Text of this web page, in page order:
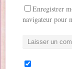
Enregistrer
navigateur pour